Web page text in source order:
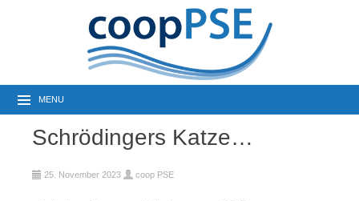
MENU
Schrödingers Katze…
25. November 2023 coop PSE